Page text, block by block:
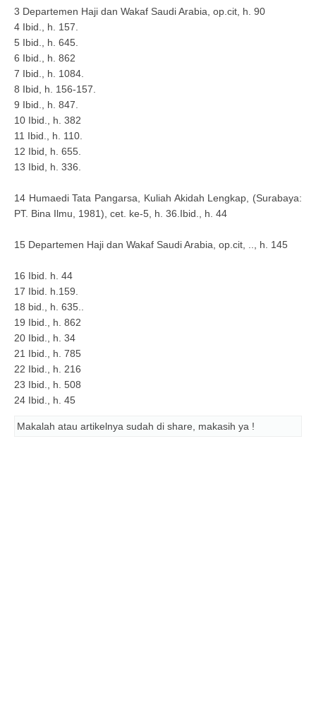
3 Departemen Haji dan Wakaf Saudi Arabia, op.cit, h. 90
4 Ibid., h. 157.
5 Ibid., h. 645.
6 Ibid., h. 862
7 Ibid., h. 1084.
8 Ibid, h. 156-157.
9 Ibid., h. 847.
10 Ibid., h. 382
11 Ibid., h. 110.
12 Ibid, h. 655.
13 Ibid, h. 336.
14 Humaedi Tata Pangarsa, Kuliah Akidah Lengkap, (Surabaya:
PT. Bina Ilmu, 1981), cet. ke-5, h. 36.Ibid., h. 44
15 Departemen Haji dan Wakaf Saudi Arabia, op.cit, .., h. 145
16 Ibid. h. 44
17 Ibid. h.159.
18 bid., h. 635..
19 Ibid., h. 862
20 Ibid., h. 34
21 Ibid., h. 785
22 Ibid., h. 216
23 Ibid., h. 508
24 Ibid., h. 45
Makalah atau artikelnya sudah di share, makasih ya !